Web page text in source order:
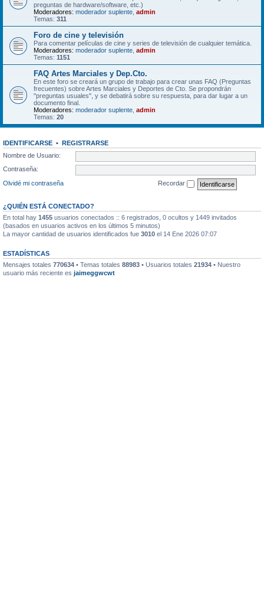
preguntas de hardware/software, etc.)
Moderadores: moderador suplente admin
Temas: 311
Foro de cine y televisión
Para comentar películas de cine y series de televisión de cualquier temática.
Moderadores: moderador suplente admin
Temas: 1151
FAQ Artes Marciales y Dep.Cto.
En este foro se creará un grupo de trabajo para crear unas FAQ (Preguntas
frecuentes) sobre Artes Marciales y Deportes de Cto. Se propondrán
"preguntas usuales", y se debatirá sobre su respuesta, para dar lugar a un
documento final.
Moderadores: moderador suplente admin
Temas: 20
IDENTIFICARSE • REGISTRARSE
Nombre de Usuario:
Contraseña:
Olvidé mi contraseña
Recordar
¿QUIÉN ESTÁ CONECTADO?
En total hay 1455 usuarios conectados :: 6 registrados, 0 ocultos y 1449 invitados
(basados en usuarios activos en los últimos 5 minutos)
La mayor cantidad de usuarios identificados fue 3010 el 14 Ene 2026 07:07
ESTADÍSTICAS
Mensajes totales 770634 • Temas totales 88983 • Usuarios totales 21934 • Nuestro
usuario más reciente es jaimeggwcwt